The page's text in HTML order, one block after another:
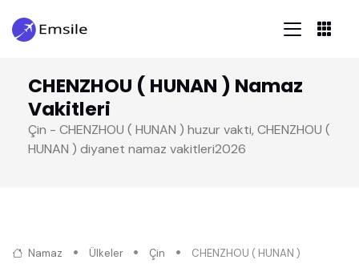
CHENZHOU ( HUNAN ) Namaz
Vakitleri
Çin - CHENZHOU ( HUNAN ) huzur vakti, CHENZHOU (
HUNAN ) diyanet namaz vakitleri2026
Namaz Ülkeler Çin CHENZHOU ( HUNAN )